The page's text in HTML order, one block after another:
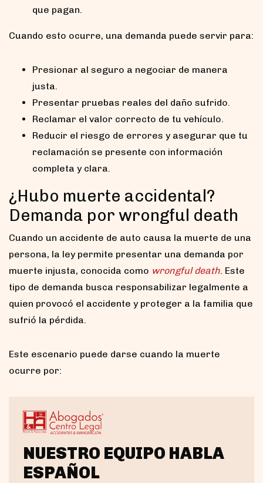
que pagan.
Cuando esto ocurre, una demanda puede servir para:
Presionar al seguro a negociar de manera
justa.
Presentar pruebas reales del daño sufrido.
Reclamar el valor correcto de tu vehículo.
Reducir el riesgo de errores y asegurar que tu
reclamación se presente con información
completa y clara.
¿Hubo muerte accidental?
Demanda por wrongful death
Cuando un accidente de auto causa la muerte de una
persona, la ley permite presentar una demanda por
muerte injusta, conocida como wrongful death . Este
tipo de demanda busca responsabilizar legalmente a
quien provocó el accidente y proteger a la familia que
sufrió la pérdida.
Este escenario puede darse cuando la muerte
ocurre por:
NUESTRO EQUIPO HABLA
ESPAÑOL